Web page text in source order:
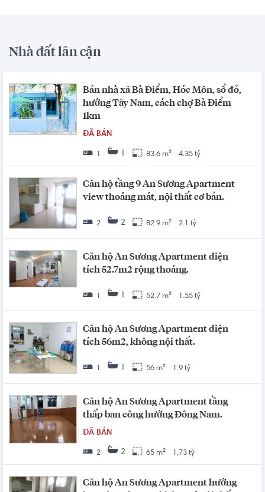
Nhà đất lân cận
Bán nhà xã Bà Điểm, Hóc Môn, sổ đỏ,
hướng Tây Nam, cách chợ Bà Điểm
1km
ĐÃ BÁN
1 83.6 m² 4.35 tỷ
Căn hộ tầng 9 An Sương Apartment
view thoáng mát, nội thất cơ bản.
2 2 82.9 m² 2.1 tỷ
Căn hộ An Sương Apartment diện
tích 52.7m2 rộng thoáng.
1 52.7 m² 1.55 tỷ
Căn hộ An Sương Apartment diện
tích 56m2, không nội thất.
1 56 m² 1.9 tỷ
Căn hộ An Sương Apartment tầng
thấp ban công hướng Đông Nam.
ĐÃ BÁN
2 2 65 m² 1.73 tỷ
Căn hộ An Sương Apartment hướng